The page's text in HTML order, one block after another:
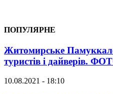
ПОПУЛЯРНЕ
Житомирське
туристів і дайверів.
10.08.2021 - 18:10